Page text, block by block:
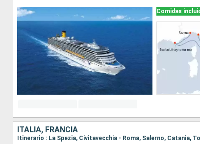
Comidas
ITALIA, FRANCIA
Itinerario : La Spezia, Civitavecchia - Roma, Salerno, Catania,